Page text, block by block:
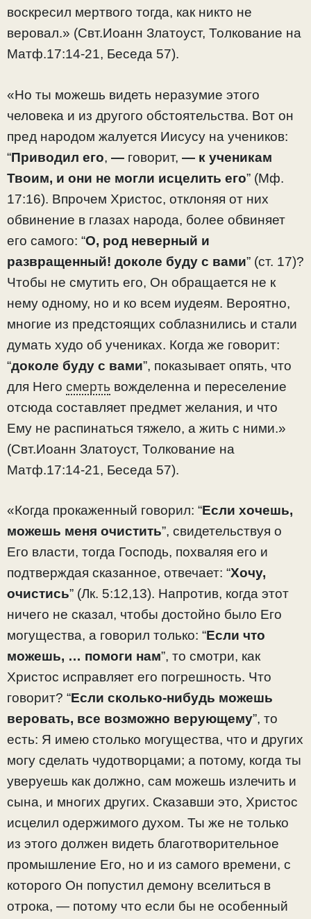
воскресил мертвого тогда, как никто не
веровал.» (Свт.Иоанн Златоуст, Толкование на
Матф.17:14-21, Беседа 57).
«Но ты можешь видеть неразумие этого
человека и из другого обстоятельства. Вот он
пред народом жалуется Иисусу на учеников:
“Приводил его, — говорит, — к ученикам
Твоим, и они не могли исцелить его” (Мф.
17:16). Впрочем Христос, отклоняя от них
обвинение в глазах народа, более обвиняет
его самого: “О, род неверный и
развращенный! доколе буду с вами” (ст. 17)?
Чтобы не смутить его, Он обращается не к
нему одному, но и ко всем иудеям. Вероятно,
многие из предстоящих соблазнились и стали
думать худо об учениках. Когда же говорит:
“доколе буду с вами”, показывает опять, что
для Него смерть вожделенна и переселение
отсюда составляет предмет желания, и что
Ему не распинаться тяжело, а жить с ними.»
(Свт.Иоанн Златоуст, Толкование на
Матф.17:14-21, Беседа 57).
«Когда прокаженный говорил: “Если хочешь,
можешь меня очистить”, свидетельствуя о
Его власти, тогда Господь, похваляя его и
подтверждая сказанное, отвечает: “Хочу,
очистись” (Лк. 5:12,13). Напротив, когда этот
ничего не сказал, чтобы достойно было Его
могущества, а говорил только: “Если что
можешь, … помоги нам”, то смотри, как
Христос исправляет его погрешность. Что
говорит? “Если сколько-нибудь можешь
веровать, все возможно верующему”, то
есть: Я имею столько могущества, что и других
могу сделать чудотворцами; а потому, когда ты
уверуешь как должно, сам можешь излечить и
сына, и многих других. Сказавши это, Христос
исцелил одержимого духом. Ты же не только
из этого должен видеть благотворительное
промышление Его, но и из самого времени, с
которого Он попустил демону вселиться в
отрока, — потому что если бы не особенный